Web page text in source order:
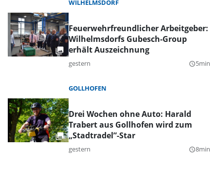
WILHELMSDORF
Feuerwehrfreundlicher Arbeitgeber:
Wilhelmsdorfs Gubesch-Group
erhält Auszeichnung
gestern query_builder5min
GOLLHOFEN
Drei Wochen ohne Auto: Harald
Trabert aus Gollhofen wird zum
„Stadtradel”-Star
gestern query_builder8min